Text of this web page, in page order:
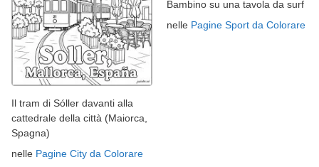
Il tram di Sóller davanti alla
cattedrale della città (Maiorca,
Spagna)
nelle Pagine City da Colorare
Bambino su una tavola da surf
nelle Pagine Sport da Colorare